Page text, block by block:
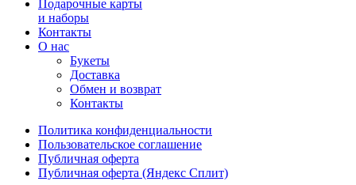
Подарочные карты
и наборы
Контакты
О нас
Букеты
Доставка
Обмен и возврат
Контакты
Политика конфиденциальности
Пользовательское соглашение
Публичная оферта
Публичная оферта (Яндекс Сплит)